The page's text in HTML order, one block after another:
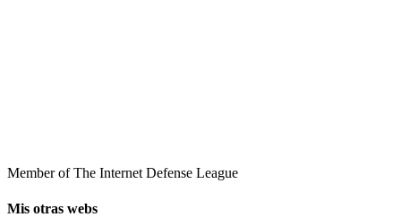
Member of The Internet Defense League
Mis otras webs